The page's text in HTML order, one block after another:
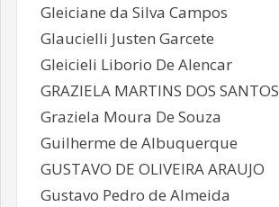
Gleiciane da Silva Campos
Glaucielli Justen Garcete
Gleicieli Liborio De Alencar
GRAZIELA MARTINS DOS SANTOS
Graziela Moura De Souza
Guilherme de Albuquerque
GUSTAVO DE OLIVEIRA ARAUJO
Gustavo Pedro de Almeida